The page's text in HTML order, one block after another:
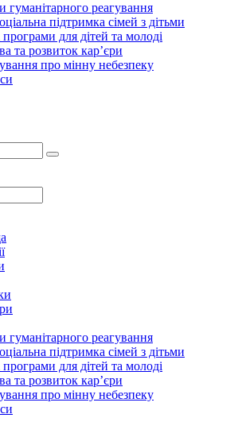
гуманітарного реагування
підтримка сімей з дітьми
програми для дітей та молоді
та розвиток кар’єри
про мінну небезпеку
гуманітарного реагування
підтримка сімей з дітьми
програми для дітей та молоді
та розвиток кар’єри
про мінну небезпеку